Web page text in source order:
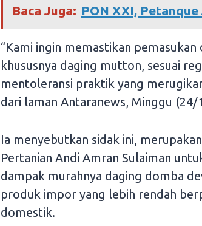
Baca Juga: PON XXI,
“Kami ingin memastikan
khususnya daging mutton, sesuai
mentoleransi praktik yang
dari laman Antaranews, Minggu (24/
Ia menyebutkan sidak ini,
Pertanian Andi Amran Sulaiman
dampak murahnya daging domba
produk impor yang lebih rendah
domestik.